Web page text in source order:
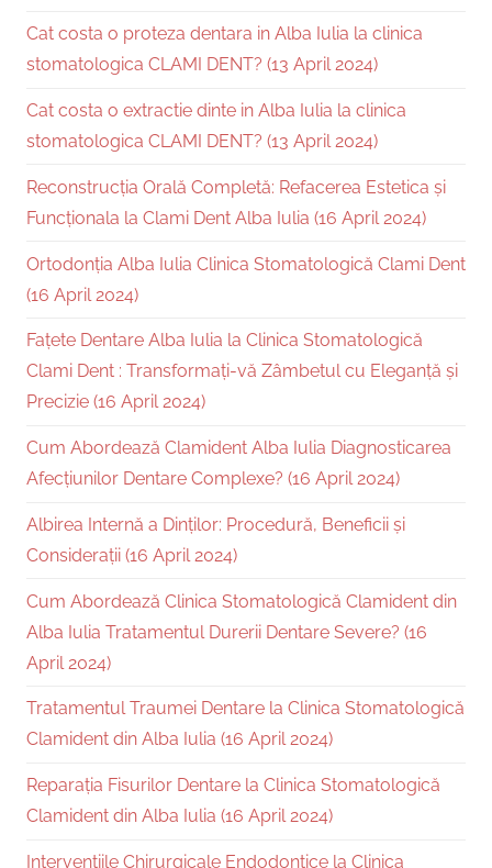
Cat costa o proteza dentara in Alba Iulia la clinica
stomatologica CLAMI DENT? (13 April 2024)
Cat costa o extractie dinte in Alba Iulia la clinica
stomatologica CLAMI DENT? (13 April 2024)
Reconstrucția Orală Completă: Refacerea Estetica și
Funcționala la Clami Dent Alba Iulia (16 April 2024)
Ortodonția Alba Iulia Clinica Stomatologică Clami Dent
(16 April 2024)
Fațete Dentare Alba Iulia la Clinica Stomatologică
Clami Dent : Transformați-vă Zâmbetul cu Eleganță și
Precizie (16 April 2024)
Cum Abordează Clamident Alba Iulia Diagnosticarea
Afecțiunilor Dentare Complexe? (16 April 2024)
Albirea Internă a Dinților: Procedură, Beneficii și
Considerații (16 April 2024)
Cum Abordează Clinica Stomatologică Clamident din
Alba Iulia Tratamentul Durerii Dentare Severe? (16
April 2024)
Tratamentul Traumei Dentare la Clinica Stomatologică
Clamident din Alba Iulia (16 April 2024)
Reparația Fisurilor Dentare la Clinica Stomatologică
Clamident din Alba Iulia (16 April 2024)
Intervențiile Chirurgicale Endodontice la Clinica